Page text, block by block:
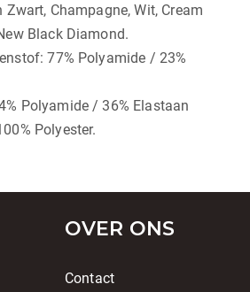
Champagne, Wit, Cream
Black Diamond.
77% Polyamide / 23%
Polyamide / 36% Elastaan
Polyester.
OVER ONS
Contact